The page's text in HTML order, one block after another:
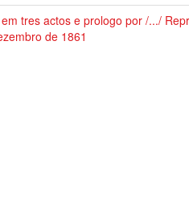
tres actos e prologo por /.../
de 1861